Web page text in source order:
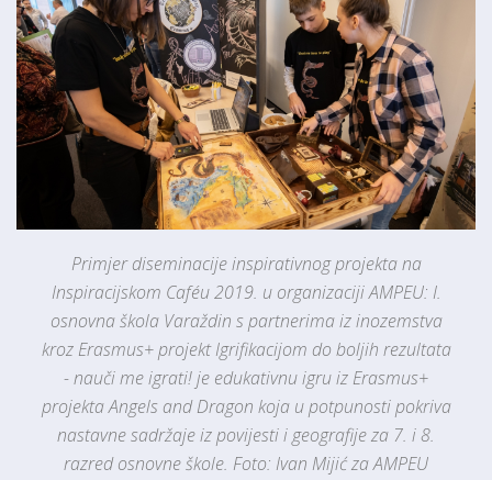
Primjer diseminacije inspirativnog projekta na
Inspiracijskom Caféu 2019. u organizaciji AMPEU: I.
osnovna škola Varaždin s partnerima iz inozemstva
kroz Erasmus+ projekt Igrifikacijom do boljih rezultata
- nauči me igrati! je edukativnu igru iz Erasmus+
projekta Angels and Dragon koja u potpunosti pokriva
nastavne sadržaje iz povijesti i geografije za 7. i 8.
razred osnovne škole. Foto: Ivan Mijić za AMPEU